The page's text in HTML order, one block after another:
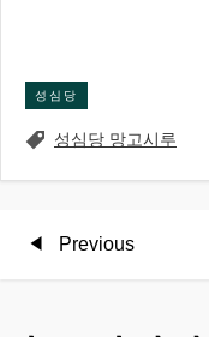
성심당
성심당 망고시루
글Previous
Previous